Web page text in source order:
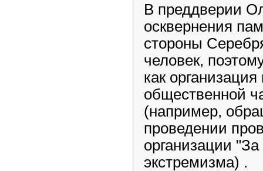
В преддверии
осквернения
стороны
человек,
как
общественной
(например,
проведении
организации
экстремизма) .